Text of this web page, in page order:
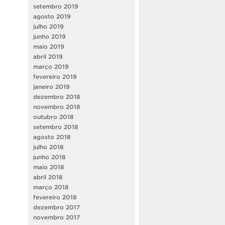
setembro 2019
agosto 2019
julho 2019
junho 2019
maio 2019
abril 2019
março 2019
fevereiro 2019
janeiro 2019
dezembro 2018
novembro 2018
outubro 2018
setembro 2018
agosto 2018
julho 2018
junho 2018
maio 2018
abril 2018
março 2018
fevereiro 2018
dezembro 2017
novembro 2017